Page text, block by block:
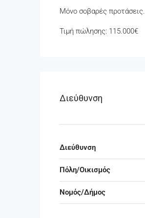
Μόνο σοβαρές προτάσεις.
Τιμή πώλησης: 115.000€
Διεύθυνση
Διεύθυνση
Πόλη/Οικισμός
Νομός/Δήμος